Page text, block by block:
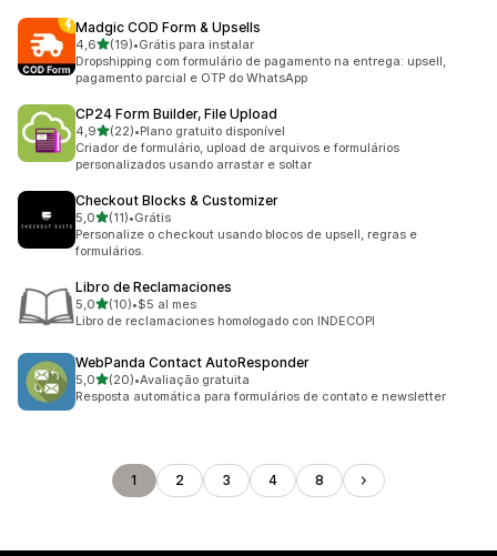
Madgic COD Form & Upsells
4,6de 5 estrelas
(19)
19 avaliações ao todo
•Grátis para instalar
Dropshipping com formulário de pagamento na entrega: upsell,
pagamento parcial e OTP do WhatsApp
CP24 Form Builder, File Upload
4,9de 5 estrelas
(22)
22 avaliações ao todo
•Plano gratuito disponível
Criador de formulário, upload de arquivos e formulários
personalizados usando arrastar e soltar
Checkout Blocks & Customizer
5,0de 5 estrelas
(11)
11 avaliações ao todo
•Grátis
Personalize o checkout usando blocos de upsell, regras e
formulários.
Libro de Reclamaciones
5,0de 5 estrelas
(10)
10 avaliações ao todo
•$5 al mes
Libro de reclamaciones homologado con INDECOPI
WebPanda Contact AutoResponder
5,0de 5 estrelas
(20)
20 avaliações ao todo
•Avaliação gratuita
Resposta automática para formulários de contato e newsletter
1 2 3 4 8